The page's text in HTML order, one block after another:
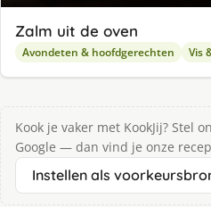
Zalm uit de oven
Avondeten & hoofdgerechten Vis
Kook je vaker met KookJij? Stel
Google — dan vind je onze
Instellen als